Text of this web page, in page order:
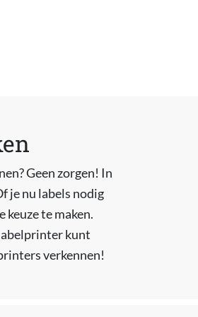
Geen zorgen! In
je nu labels nodig
te maken.
kunt
verkennen!